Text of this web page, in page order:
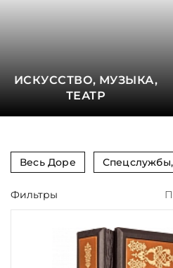
ИСКУССТВО, МУЗЫКА,
ТЕАТР
Весь Доре
Язык
Обрез
Тиснение
Пол и возраст
Фильтры